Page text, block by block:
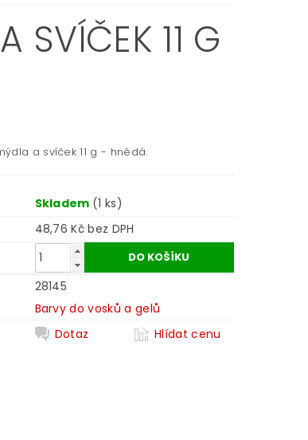
SVÍČEK 11 G
a svíček 11 g - hnědá.
Skladem (1 ks)
48,76 Kč bez DPH
28145
Barvy do vosků a gelů
Dotaz Hlídat cenu